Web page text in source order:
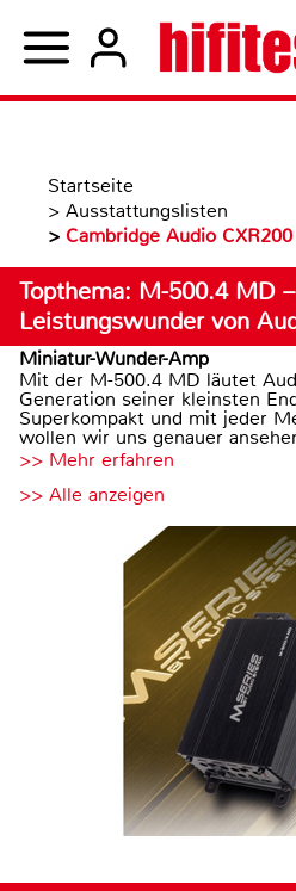
Startseite
> Ausstattungslisten
> Cambridge Audio CXR200
Topthema: M-500.4 MD
Leistungswunder von
Miniatur-Wunder-Amp
Mit der M-500.4 MD läutet
Generation seiner kleinsten
Superkompakt und mit jeder
wollen wir uns genauer
>> Mehr erfahren
>> Alle anzeigen